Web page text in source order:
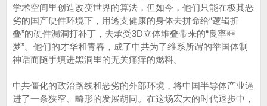
学术空间里创造改变世界的算法，但如今，他们只能在极其恶
劣的国产硬件环境下，用透支健康的身体去拼命给“逻辑折
叠”的硬件漏洞打补丁，去承受3D立体堆叠带来的“良率噩
梦”。他们的才华和青春，成了中共为了维系所谓的举国体制
神话而随手填进黑洞里的无关痛痒的燃料。
中共僵化的政治路线和恶劣的外部环境，将中国半导体产业逼
进了一条狭窄、畸形的发展胡同。在这场宏大的时代退步中，